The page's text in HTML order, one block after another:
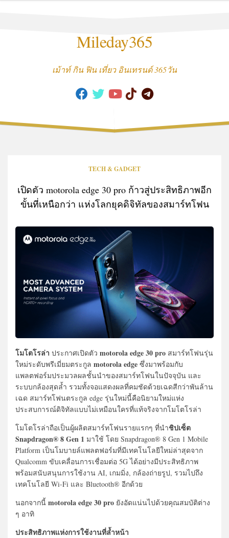
Mileday365
เม้าท์ กิน ฟิน เที่ยว อินเทรนด์ 365วัน
TECH & GADGET
เปิดตัว motorola edge 30 pro ก้าวสู่ประสิทธิภาพอีก
ขั้นที่เหนือกว่า แห่งโลกยุคดิจิทัลของสมาร์ทโฟน
โมโตโรล่า ประกาศเปิดตัว motorola edge 30 pro สมาร์ทโฟนรุ่น
ใหม่ระดับพรีเมี่ยมตระกูล motorola edge ซึ่งมาพร้อมกับ
แพลตฟอร์มประมวลผลชั้นนำของสมาร์ทโฟนในปัจจุบัน และ
ระบบกล้องสุดล้ำ รวมทั้งจอแสดงผลที่คมชัดด้วยเฉดสีกว่าพันล้าน
เฉด สมาร์ทโฟนตระกูล edge รุ่นใหม่นี้คือนิยามใหม่แห่ง
ประสบการณ์ดิจิทัลแบบไม่เหมือนใครที่แท้จริงจากโมโตโรล่า
โมโตโรล่าถือเป็นผู้ผลิตสมาร์ทโฟนรายแรกๆ ที่นำชิปเซ็ต
Snapdragon® 8 Gen 1 มาใช้ โดย Snapdragon® 8 Gen 1 Mobile
Platform เป็นโมบายล์แพลตฟอร์มที่มีเทคโนโลยีใหม่ล่าสุดจาก
Qualcomm ขับเคลื่อนการเชื่อมต่อ 5G ได้อย่างมีประสิทธิภาพ
พร้อมสนับสนุนการใช้งาน AI, เกมมิ่ง, กล้องถ่ายรูป, รวมไปถึง
เทคโนโลยี Wi-Fi และ Bluetooth® อีกด้วย
นอกจากนี้ motorola edge 30 pro ยังอัดแน่นไปด้วยคุณสมบัติต่าง
ๆ อาทิ
ประสิทธิภาพแห่งการใช้งานที่ล้ำหน้า